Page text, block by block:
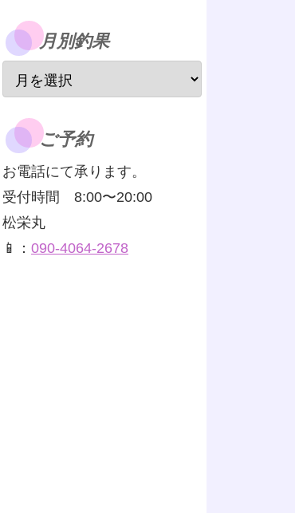
月別釣果
ご予約
お電話にて承ります。
受付時間 8:00〜20:00
松栄丸
📱： 090-4064-2678